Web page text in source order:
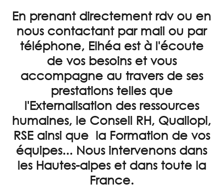
En prenant directement rdv ou en
nous contactant par mail ou par
téléphone, Elhéa est à l'écoute
de vos besoins et vous
accompagne au travers de ses
prestations telles que
l'Externalisation des ressources
humaines, le Conseil RH, Qualiopi,
RSE ainsi que la Formation de vos
équipes... Nous intervenons dans
les Hautes-alpes et dans toute la
France.